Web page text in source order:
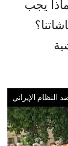
يجب
الإيراني